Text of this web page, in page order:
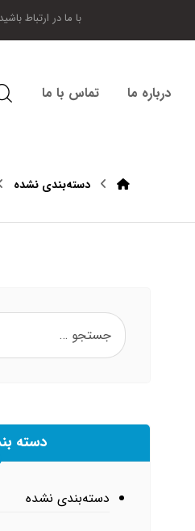
با ما در ارتباط باشید
درباره ما تماس با ما
دسته‌بندی نشده
دسته
دسته‌بندی نشده